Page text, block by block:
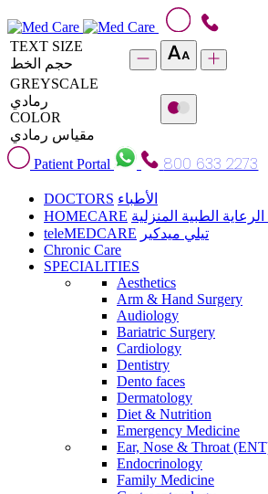
TEXT SIZE
حجم الخط
GREYSCALE
رمادي
COLOR
مقياس رمادي
Patient Portal
800 633 2273
DOCTORS الأطباء
HOMECARE الطبية المنزلية
teleMEDCARE تيلي ميدكير
Chronic Care
SPECIALITIES
Aesthetics
Arm & Hand Surgery
Audiology
Bariatric Surgery
Cardiology
Dentistry
Dento faces
Dermatology
Diet & Nutrition
Emergency Medicine
Ear, Nose & Throat
Endocrinology
Family Medicine